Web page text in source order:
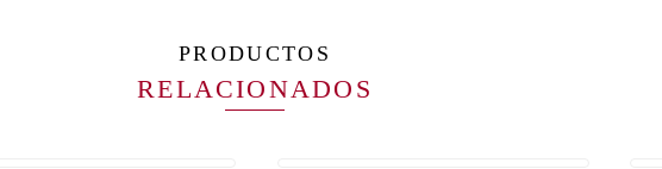
PRODUCTOS
RELACIONADOS